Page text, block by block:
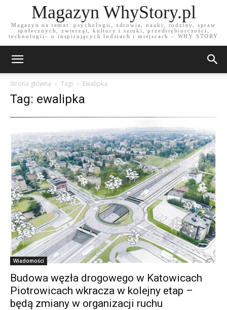
Magazyn WhyStory.pl
Magazyn na temat: psychologii, zdrowia, nauki, rodziny, spraw
społecznych, zwierząt, kultury i sztuki, przedsiębiorczości,
technologii– o inspirujących ludziach i miejscach – WHY STORY
Strona główna Tagi Ewalipka
Tag: ewalipka
Wiadomości
Budowa węzła drogowego w Katowicach
Piotrowicach wkracza w kolejny etap –
będą zmiany w organizacji ruchu